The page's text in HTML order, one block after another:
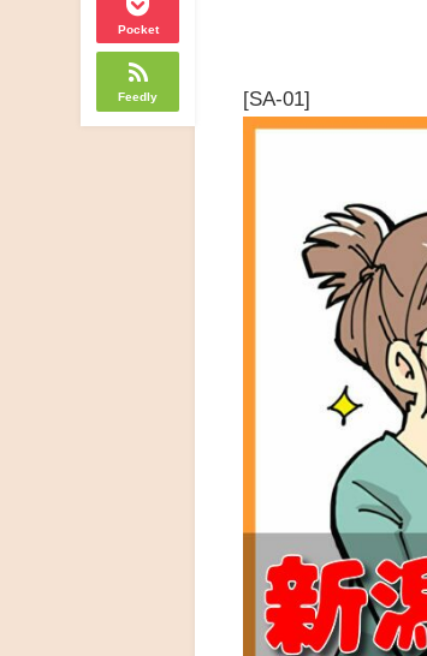
Pocket
Feedly [SA-01]